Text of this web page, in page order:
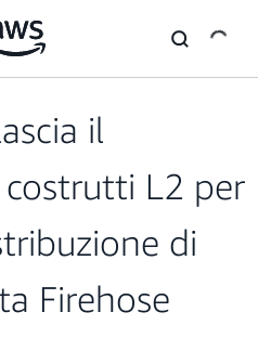
il
L2 per
di
Firehose